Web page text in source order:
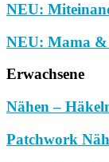
NEU:
NEU: Mama &
Erwachsene
Nähen –
Patchwork